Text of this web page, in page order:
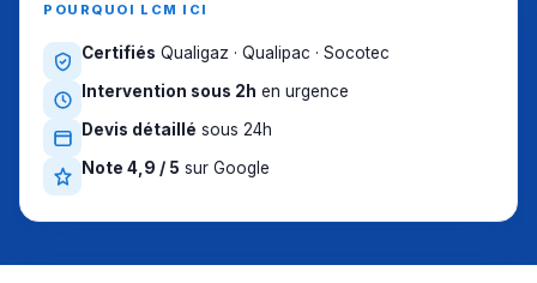
POURQUOI LCM ICI
Certifiés Qualigaz · Qualipac · Socotec
Intervention sous 2h en urgence
Devis détaillé sous 24h
Note 4,9 / 5 sur Google